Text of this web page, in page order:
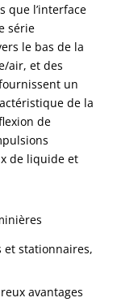
que l’interface
série
le bas de la
air, et des
un
de la
de
de liquide et
et stationnaires,
avantages